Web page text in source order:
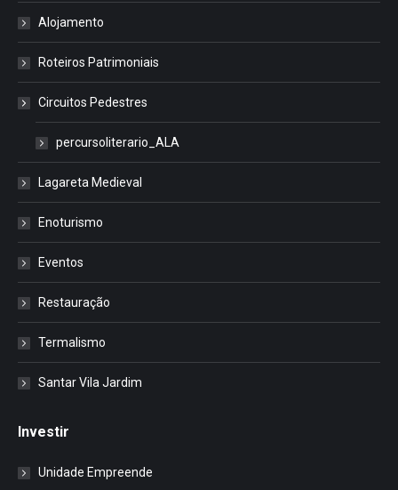
Alojamento
Roteiros Patrimoniais
Circuitos Pedestres
percursoliterario_ALA
Lagareta Medieval
Enoturismo
Eventos
Restauração
Termalismo
Santar Vila Jardim
Investir
Unidade Empreende